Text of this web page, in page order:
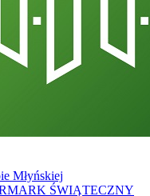
Młyńskiej
ŚWIĄTECZNY